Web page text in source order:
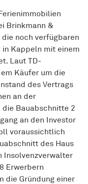
Brinkmann &
noch verfügbaren
in Kappeln mit einem
Laut TD-
Käufer um die
des Vertrags
an der
die Bauabschnitte 2
an den Investor
voraussichtlich
des Haus
Insolvenzverwalter
Erwerbern
die Gründung einer